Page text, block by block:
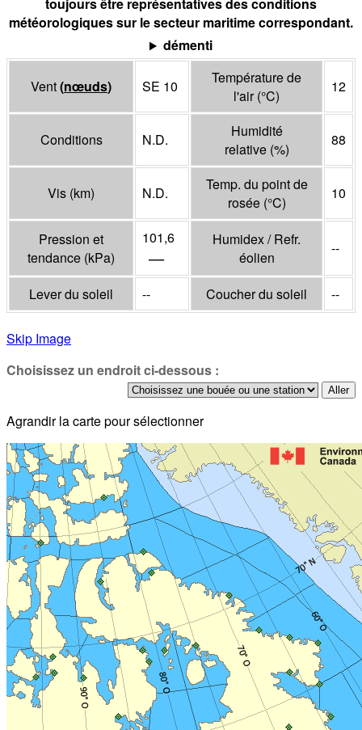
toujours être représentatives des conditions
météorologiques sur le secteur maritime correspondant.
démenti
Vent(nœuds) SE 10
Température de
l'air(°C)
12
Conditions N.D.
Humidité
relative (%)
88
Vis (km) N.D.
Temp. du point de
rosée (°C)
10
Pression et
tendance (kPa)
101,6
—
Humidex / Refr.
éolien
--
Lever du soleil -- Coucher du soleil --
Skip Image
Choisissez un endroit ci-dessous :
Agrandir la carte pour sélectionner